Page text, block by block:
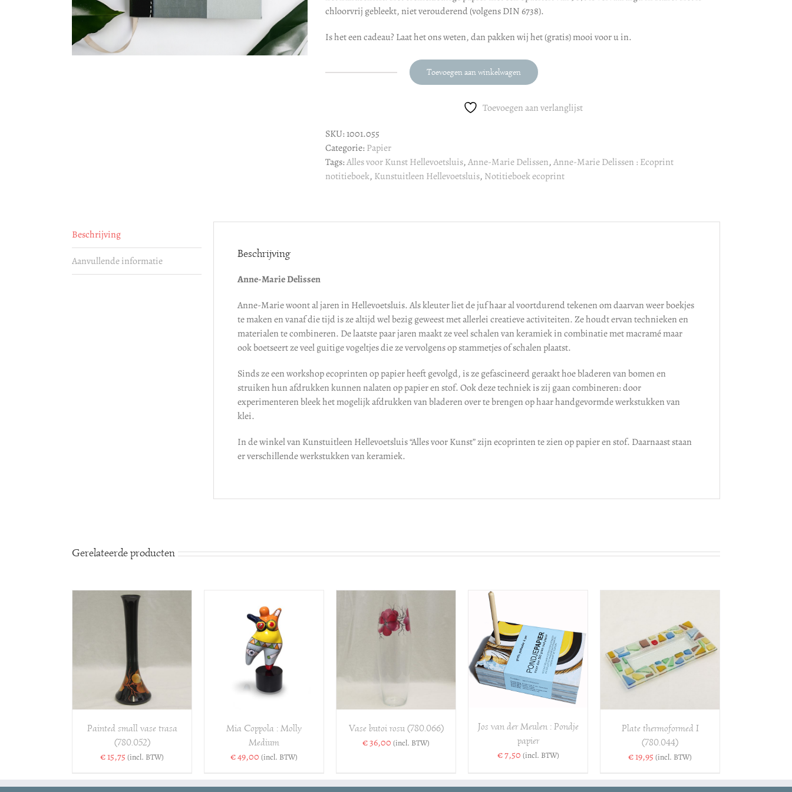
chloorvrij gebleekt, niet verouderend (volgens DIN 6738).
Is het een cadeau? Laat het ons weten, dan pakken wij het (gratis) mooi voor u in.
Notitieboek
aantal
Toevoegen aan winkelwagen
Toevoegen aan verlanglijst
SKU:1001.055
Categorie:Papier
Tags:Alles voor Kunst Hellevoetsluis,Anne-Marie Delissen,Anne-Marie Delissen : Ecoprint
notitieboek, Kunstuitleen Hellevoetsluis, Notitieboek ecoprint
Beschrijving
Aanvullende informatie
Beschrijving
Anne-Marie Delissen
Anne-Marie woont al jaren in Hellevoetsluis. Als kleuter liet de juf haar al voortdurend tekenen om daarvan weer boekjes
te maken en vanaf die tijd is ze altijd wel bezig geweest met allerlei creatieve activiteiten. Ze houdt ervan technieken en
materialen te combineren. De laatste paar jaren maakt ze veel schalen van keramiek in combinatie met macramé maar
ook boetseert ze veel guitige vogeltjes die ze vervolgens op stammetjes of schalen plaatst.
Sinds ze een workshop ecoprinten op papier heeft gevolgd, is ze gefascineerd geraakt hoe bladeren van bomen en
struiken hun afdrukken kunnen nalaten op papier en stof. Ook deze techniek is zij gaan combineren: door
experimenteren bleek het mogelijk afdrukken van bladeren over te brengen op haar handgevormde werkstukken van
klei.
In de winkel van Kunstuitleen Hellevoetsluis “Alles voor Kunst” zijn ecoprinten te zien op papier en stof. Daarnaast staan
er verschillende werkstukken van keramiek.
Gerelateerde producten
Painted small vase trasa
(780.052)
€15,75 (incl. BTW)
Mia Coppola : Molly
Medium
€49,00 (incl. BTW)
TOEVOEGEN AAN
WINKELWAGEN
DETAILS
Vase butoi rosu (780.066)
€36,00 (incl. BTW)
TOEVOEGEN AAN
Jos van der Meulen : Pondje
papier
€7,50 (incl. BTW)
TOEVOEGEN AAN
WINKELWAGEN
/
DETAILS
Plate thermoformed I
(780.044)
€19,95 (incl. BTW)